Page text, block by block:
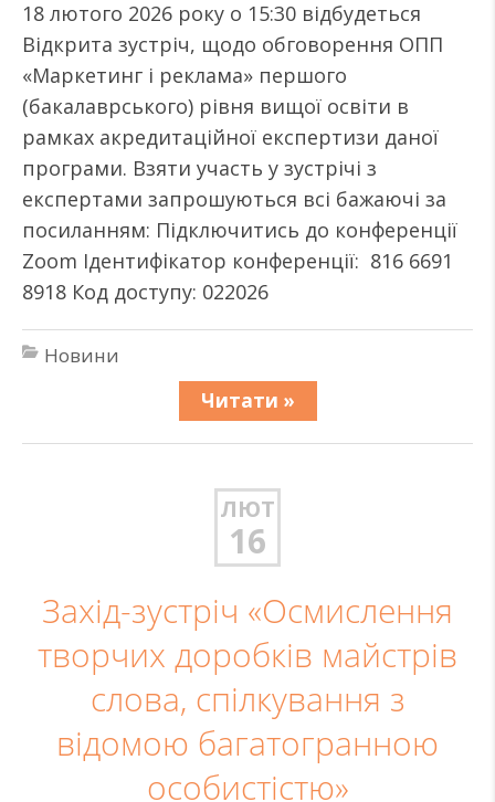
18 лютого 2026 року о 15:30 відбудеться
Відкрита зустріч, щодо обговорення ОПП
«Маркетинг і реклама» першого
(бакалаврського) рівня вищої освіти в
рамках акредитаційної експертизи даної
програми. Взяти участь у зустрічі з
експертами запрошуються всі бажаючі за
посиланням: Підключитись до конференції
Zoom Ідентифікатор конференції: 816 6691
8918 Код доступу: 022026
Новини
Читати »
ЛЮТ
16
Захід-зустріч «Осмислення
творчих доробків майстрів
слова, спілкування з
відомою багатогранною
особистістю»